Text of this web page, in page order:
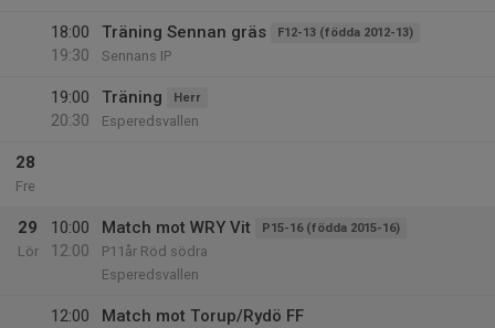
18:00
19:30
Träning Sennan gräs F12-13 (födda 2012-13)
Sennans IP
19:00
20:30
Träning Herr
Esperedsvallen
28
Fre
29
Lör
10:00
12:00
Match mot WRY Vit P15-16 (födda 2015-16)
P11år Röd södra
Esperedsvallen
12:00
Match mot Torup/Rydö FF